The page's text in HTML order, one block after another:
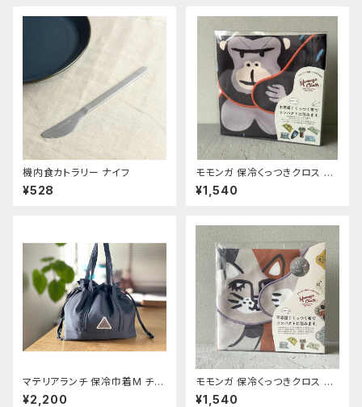
機内食カトラリー ナイフ
¥528
モモンガ 保冷くっつきクロス ゴ
リ
¥1,540
マテリアランチ 保冷巾着M チャ
コール
¥2,200
モモンガ 保冷くっつきクロス ミ
ケ
¥1,540